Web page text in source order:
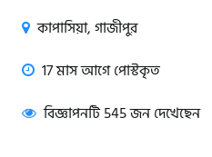
কাপাসিয়া, গাজীপুর
17 মাস আগে পোস্টকৃত
বিজ্ঞাপনটি 545 জন দেখেছেন